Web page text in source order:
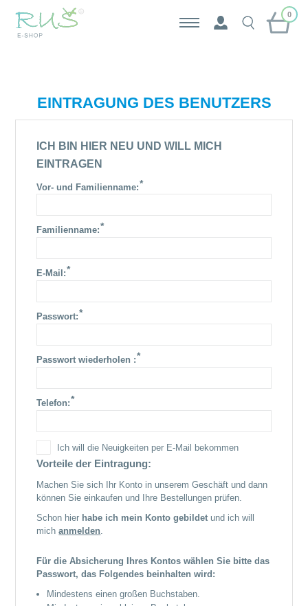
0
EINTRAGUNG DES BENUTZERS
ICH BIN HIER NEU UND WILL MICH
EINTRAGEN
Vor- und Familienname:*
Familienname:*
E-Mail:*
Passwort:*
Passwort wiederholen :*
Telefon:*
Ich will die Neuigkeiten per E-Mail bekommen
Vorteile der Eintragung:
Machen Sie sich Ihr Konto in unserem Geschäft und dann
können Sie einkaufen und Ihre Bestellungen prüfen.
Schon hier habe ich mein Konto gebildet und ich will
michanmelden.
Für die Absicherung Ihres Kontos wählen Sie bitte das
Passwort, das Folgendes beinhalten wird:
Mindestens einen großen Buchstaben.